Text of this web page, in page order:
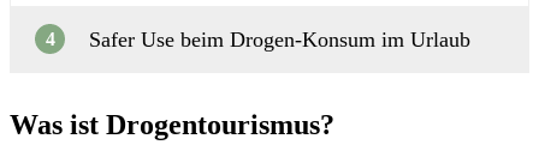
4 Safer Use beim Drogen-Konsum im Urlaub
Was ist Drogentourismus?